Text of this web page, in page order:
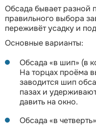
Обсада бывает разной
правильного выбора
переживёт усадку и
Основные варианты:
Обсада «в шип» (в
На торцах проёма
заводится шип
пазах и
давить на окно.
Обсада «в четверть»